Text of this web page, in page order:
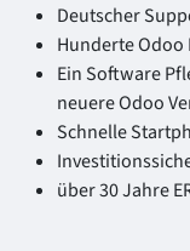
Deutscher
Hunderte
Ein Software
neuere Odoo
Schnelle
über 30 Jahre